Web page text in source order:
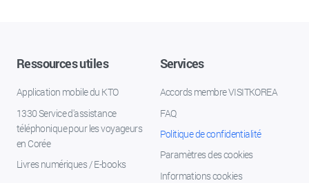
Ressources utiles
Application mobile du KTO
1330 Service d'assistance
téléphonique pour les voyageurs
en Corée
Livres numériques / E-books
Services
Accords membre VISITKOREA
FAQ
Politique de confidentialité
Paramètres des cookies
Informations cookies